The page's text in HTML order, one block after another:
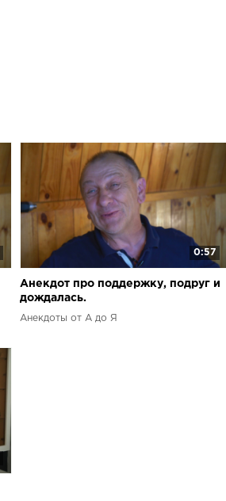
0:57
Анекдот про поддержку, подруг и
дождалась.
Анекдоты от А до Я